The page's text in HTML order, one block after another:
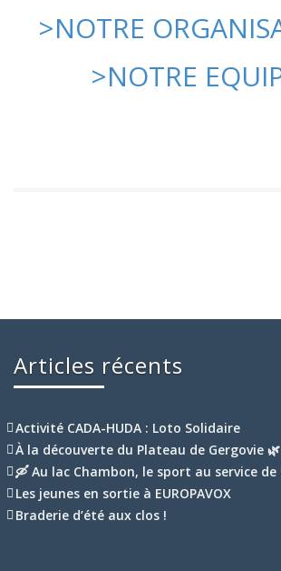
>NOTRE
>NOTRE
Articles récents
Activité CADA-HUDA : Loto Solidaire
À la découverte du Plateau de Gergovie 🌿
🛶 Au lac Chambon, le sport au service de
Les jeunes en sortie à EUROPAVOX
Braderie d’été aux clos !